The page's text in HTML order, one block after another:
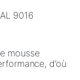
9016
mousse
d’où